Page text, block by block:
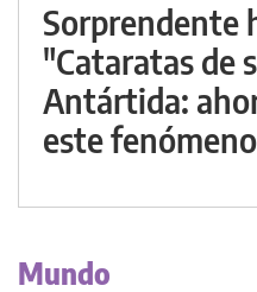
Sorprendente
"Cataratas de
Antártida:
este
Mundo